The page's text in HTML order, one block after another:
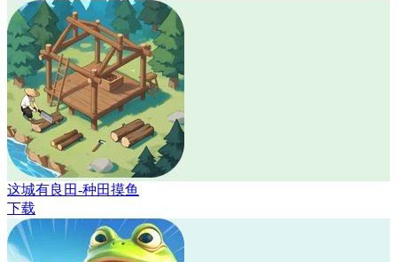
这城有良田-种田摸鱼
下载